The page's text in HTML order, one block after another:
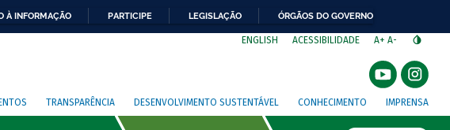
À INFORMAÇÃO PARTICIPE LEGISLAÇÃO ÓRGÃOS DO GOVERNO
ENGLISH ACESSIBILIDADE A+ A-
TRANSPARÊNCIA DESENVOLVIMENTO SUSTENTÁVEL CONHECIMENTO IMPRENSA